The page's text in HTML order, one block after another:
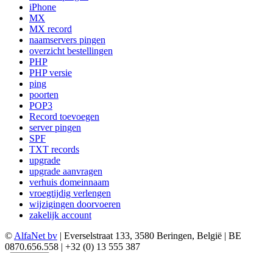
iPhone
MX
MX record
naamservers pingen
overzicht bestellingen
PHP
PHP versie
ping
poorten
POP3
Record toevoegen
server pingen
SPF
TXT records
upgrade
upgrade aanvragen
verhuis domeinnaam
vroegtijdig verlengen
wijzigingen doorvoeren
zakelijk account
© AlfaNet bv | Everselstraat 133, 3580 Beringen, België | BE
0870.656.558 | +32 (0) 13 555 387